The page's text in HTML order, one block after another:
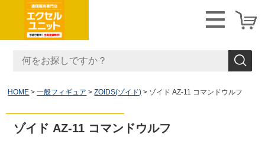
HOME 一般フィギュア ZOIDS(ゾイド) ゾイド AZ-11 コマンドウルフ
ゾイド AZ-11 コマンドウルフ